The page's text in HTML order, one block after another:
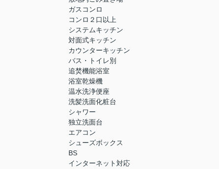
ガスコンロ
コンロ２口以上
システムキッチン
対面式キッチン
カウンターキッチン
バス・トイレ別
追焚機能浴室
浴室乾燥機
温水洗浄便座
洗髪洗面化粧台
シャワー
独立洗面台
エアコン
シューズボックス
BS
インターネット対応